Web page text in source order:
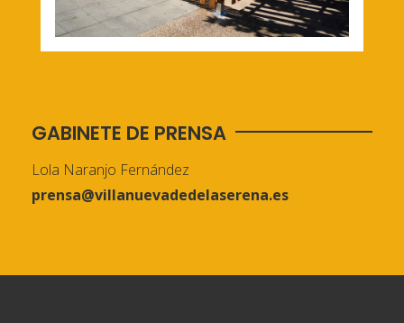
GABINETE DE PRENSA
Lola Naranjo Fernández
prensa@villanuevadedelaserena.es